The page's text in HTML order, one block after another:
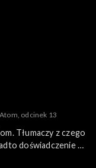
odcinek 13
Tłumaczy z czego
doświadczenie z